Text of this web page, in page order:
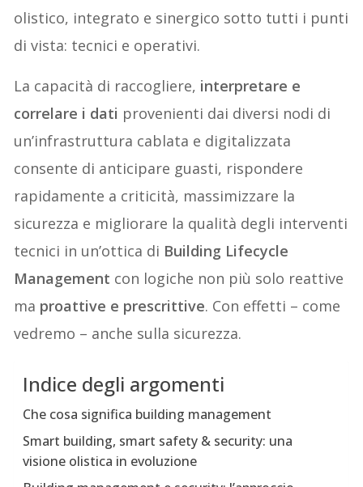
olistico, integrato e sinergico sotto tutti i punti
di vista: tecnici e operativi.
La capacità di raccogliere, interpretare e
correlare i dati provenienti dai diversi nodi di
un’infrastruttura cablata e digitalizzata
consente di anticipare guasti, rispondere
rapidamente a criticità, massimizzare la
sicurezza e migliorare la qualità degli interventi
tecnici in un’ottica di Building Lifecycle
Management con logiche non più solo reattive
ma proattive e prescrittive. Con effetti – come
vedremo – anche sulla sicurezza.
Indice degli argomenti
Che cosa significa building management
Smart building, smart safety & security: una
visione olistica in evoluzione